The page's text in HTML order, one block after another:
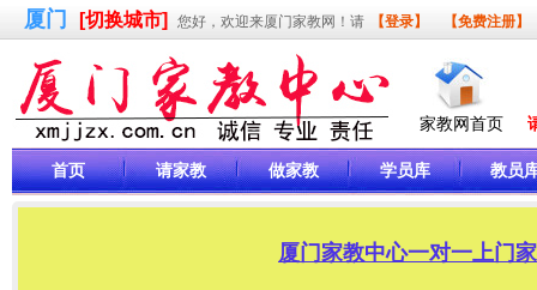
厦门 [切换城市] 您好，欢迎来厦门家教网！请 【登录】 【免费注册】
家教网首页
首页 请家教 做家教 学员库 教员
厦门家教中心一对一上门